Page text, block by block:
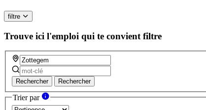
filtre
Trouve ici l'emploi qui te convient filtre
Rechercher Rechercher
Trier par